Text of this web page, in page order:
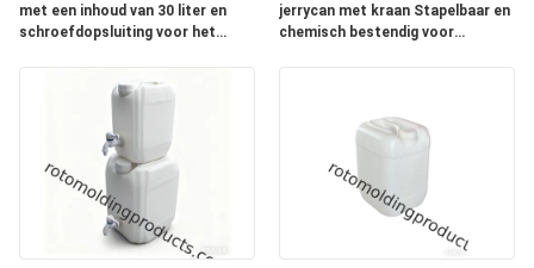
met een inhoud van 30 liter en
schroefdopsluiting voor het
jerrycan met kraan Stapelbaar en
chemisch bestendig voor